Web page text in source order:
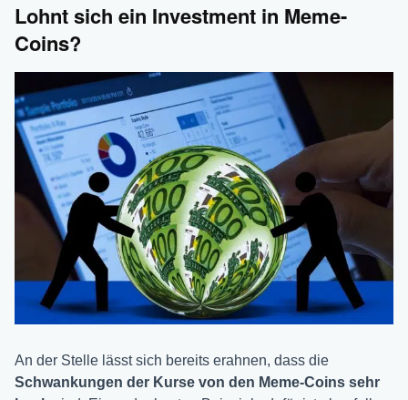
Lohnt sich ein Investment in Meme-
Coins?
An der Stelle lässt sich bereits erahnen, dass die
Schwankungen der Kurse von den Meme-Coins sehr